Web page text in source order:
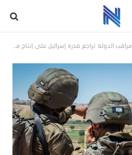
مراقب الدولة: تراجع قدرة إسرائيل على إنتاج مواد خام عسكرية وازدياد اعتمادها على الخارج